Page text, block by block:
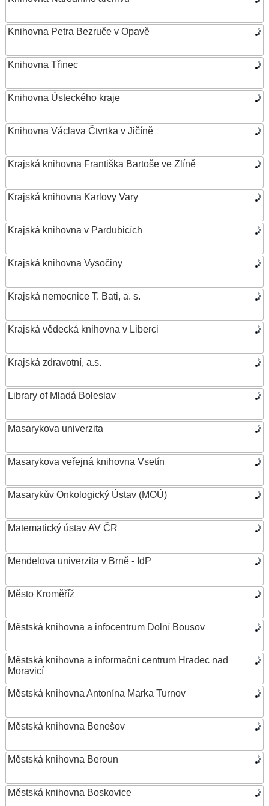
Knihovna Petra Bezruče v Opavě
Knihovna Třinec
Knihovna Ústeckého kraje
Knihovna Václava Čtvrtka v Jičíně
Krajská knihovna Františka Bartoše ve Zlíně
Krajská knihovna Karlovy Vary
Krajská knihovna v Pardubicích
Krajská knihovna Vysočiny
Krajská nemocnice T. Bati, a. s.
Krajská vědecká knihovna v Liberci
Krajská zdravotní, a.s.
Library of Mladá Boleslav
Masarykova univerzita
Masarykova veřejná knihovna Vsetín
Masarykův Onkologický Ústav (MOÚ)
Matematický ústav AV ČR
Mendelova univerzita v Brně - IdP
Město Kroměříž
Městská knihovna a infocentrum Dolní Bousov
Městská knihovna a informační centrum Hradec nad
Moravicí
Městská knihovna Antonína Marka Turnov
Městská knihovna Benešov
Městská knihovna Beroun
Městská knihovna Boskovice